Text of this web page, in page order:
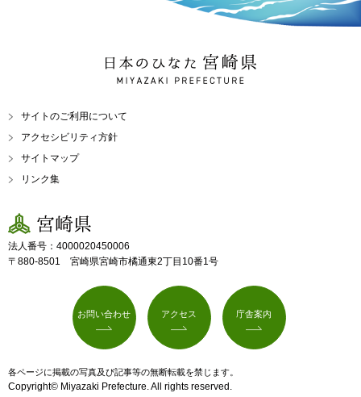
日本のひなた 宮崎県
MIYAZAKI PREFECTURE
サイトのご利用について
アクセシビリティ方針
サイトマップ
リンク集
宮崎県
法人番号：4000020450006
〒880-8501 宮崎県宮崎市橘通東2丁目10番1号
お問い合わせ アクセス 庁舎案内
各ページに掲載の写真及び記事等の無断転載を禁じます。
Copyright© Miyazaki Prefecture. All rights reserved.